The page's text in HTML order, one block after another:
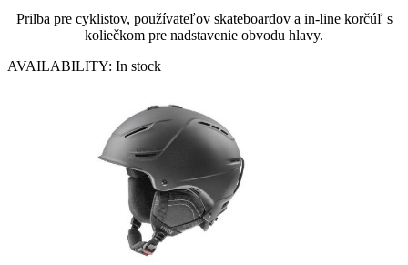
Prilba pre cyklistov, používateľov skateboardov a in-line korčúľ s
koliečkom pre nadstavenie obvodu hlavy.
AVAILABILITY: In stock